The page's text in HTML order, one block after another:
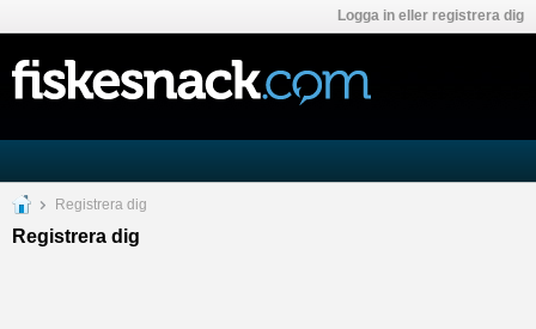
Logga in eller registrera dig
Registrera dig
Registrera dig